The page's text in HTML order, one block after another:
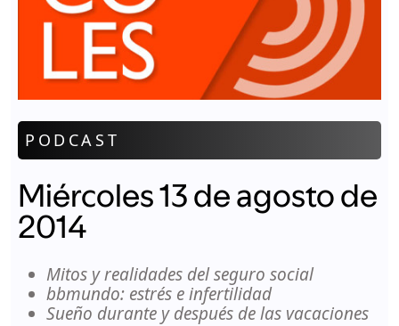
PODCAST
Miércoles 13 de agosto de
2014
Mitos y realidades del seguro social
bbmundo: estrés e infertilidad
Sueño durante y después de las vacaciones